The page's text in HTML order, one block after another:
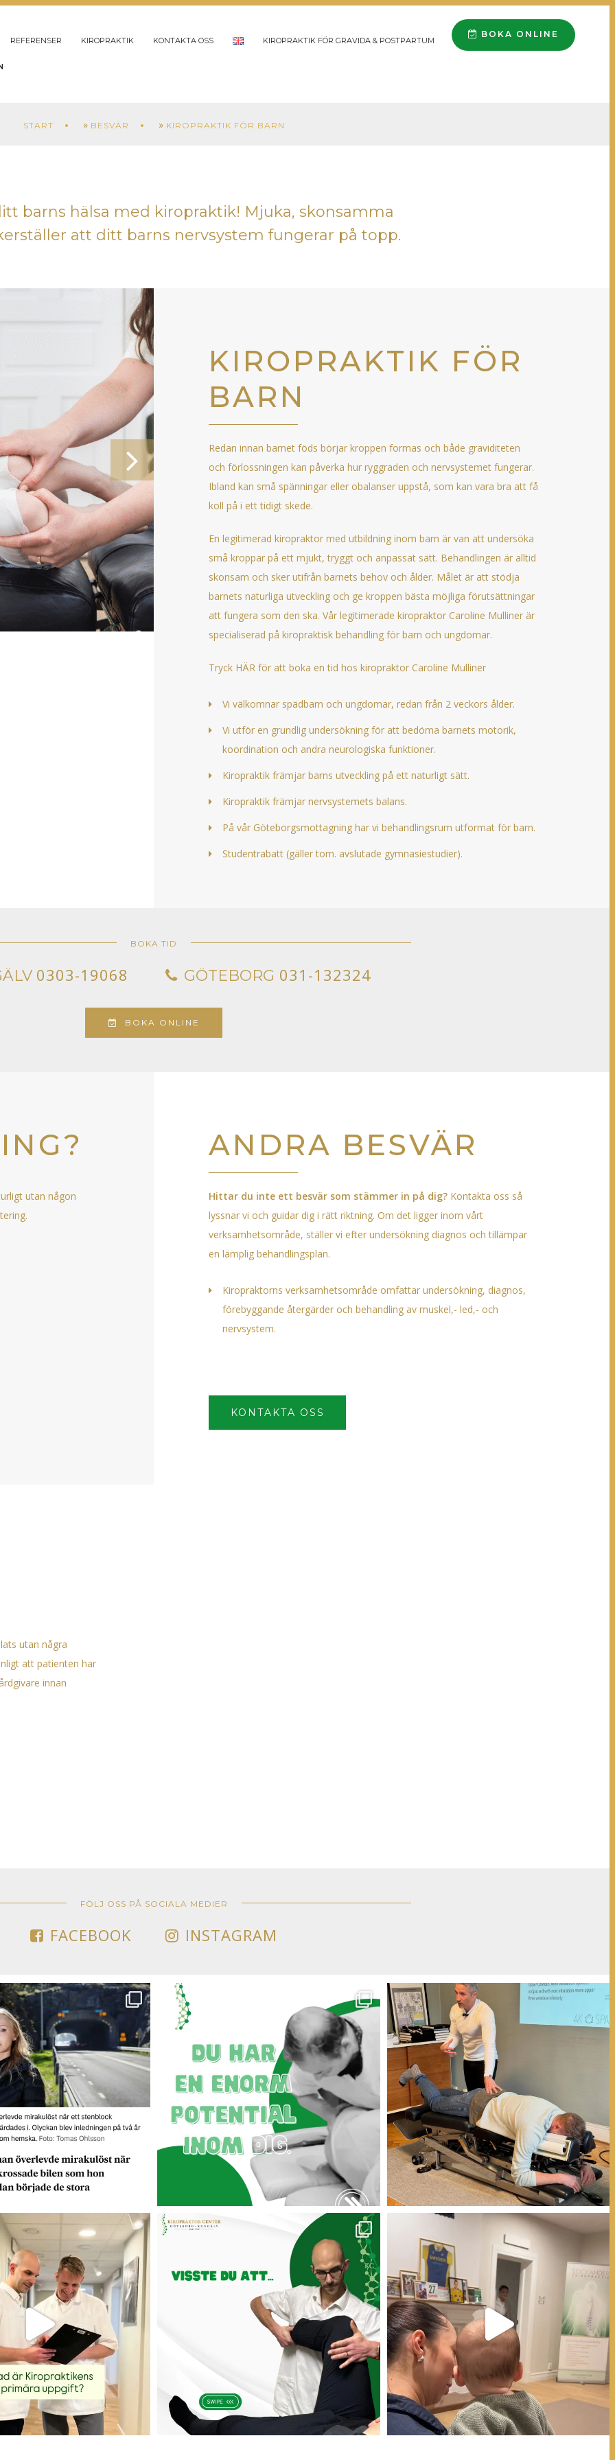
BOKA ONLINE
REFERENSER KIROPRAKTIK KONTAKTA OSS KIROPRAKTIK FÖR GRAVIDA & POSTPARTUM
START » BESVÄR » KIROPRAKTIK FÖR BARN
barns hälsa med kiropraktik! Mjuka, skonsamma
att ditt barns nervsystem fungerar på topp.
KIROPRAKTIK FÖR
BARN
Redan innan barnet föds börjar kroppen formas och både graviditeten
och förlossningen kan påverka hur ryggraden och nervsystemet fungerar.
Ibland kan små spänningar eller obalanser uppstå, som kan vara bra att få
koll på i ett tidigt skede.
En legitimerad kiropraktor med utbildning inom barn är van att undersöka
små kroppar på ett mjukt, tryggt och anpassat sätt. Behandlingen är alltid
skonsam och sker utifrån barnets behov och ålder. Målet är att stödja
barnets naturliga utveckling och ge kroppen bästa möjliga förutsättningar
att fungera som den ska. Vår legitimerade kiropraktor Caroline Mulliner är
specialiserad på kiropraktisk behandling för barn och ungdomar.
Tryck HÄR för att boka en tid hos kiropraktor Caroline Mulliner
Vi välkomnar spädbarn och ungdomar, redan från 2 veckors ålder.
Vi utför en grundlig undersökning för att bedöma barnets motorik,
koordination och andra neurologiska funktioner.
Kiropraktik främjar barns utveckling på ett naturligt sätt.
Kiropraktik främjar nervsystemets balans.
På vår Göteborgsmottagning har vi behandlingsrum utformat för barn.
Studentrabatt (gäller tom. avslutade gymnasiestudier).
BOKA TID
0303-19068 GÖTEBORG 031-132324
BOKA ONLINE
utan någon
ANDRA BESVÄR
Hittar du inte ett besvär som stämmer in på dig? Kontakta oss så
lyssnar vi och guidar dig i rätt riktning. Om det ligger inom vårt
verksamhetsområde, ställer vi efter undersökning diagnos och tillämpar
en lämplig behandlingsplan.
Kiropraktorns verksamhetsområde omfattar undersökning, diagnos,
förebyggande återgärder och behandling av muskel,- led,- och
nervsystem.
KONTAKTA OSS
utan några
att patienten har
innan
FÖLJ OSS PÅ SOCIALA MEDIER
FACEBOOK INSTAGRAM